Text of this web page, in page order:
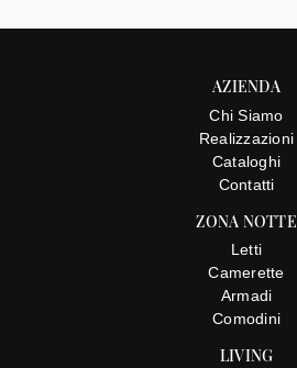
LIVING
ZONA NOTTE
Letti
Camerette
Armadi
Comodini
AZIENDA
Chi Siamo
Realizzazioni
Cataloghi
Contatti